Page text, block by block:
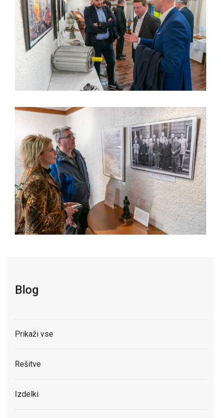
Blog
Prikaži vse
Rešitve
Izdelki